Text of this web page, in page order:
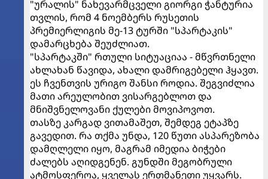
"ურალის" ნახევარმცველი გიორგი ჭანტურია
თვლის, რომ 4 ნოემბერს რუსეთის
პრემიერლიგის მე-13 ტურში "სპარტაკის"
დამარცხება შეუძლიათ.
"სპარტაკში" რთული სიტუაციაა - მწვრთნელი
ახლახან წავიდა, ახალი დამრიგებელი ჰყავთ.
ეს ჩვენთვის ურიგო შანსი როდია. შეგვიძლია
მათი არეულობით ვისარგებლოთ და
მნიშვნელოვანი ქულები მოვიპოვოთ.
თასზე კარგად ვითამაშეთ, შემდეგ ეტაპზე
გავედით. რა თქმა უნდა, 120 წუთი ასპარეზობა
დამღლელი იყო, მაგრამ იმედია ბიჭები
ძალებს აღიდგენენ. გუნდში მეგობრული
ატმოსფეროა, ყველას ერთმანეთი უყვარს.